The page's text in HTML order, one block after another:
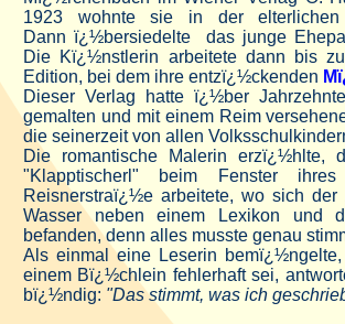
1923 wohnte sie in der
Dann ï¿½bersiedelte das junge
Die Kï¿½nstlerin arbeitete dann bis
Edition, bei dem ihre entzï¿½ckenden
Dieser Verlag hatte ï¿½ber
gemalten und mit einem Reim
die seinerzeit von allen
Die romantische Malerin erzï¿½hlte,
"Klapptischerl" beim Fenster
Reisnerstraï¿½e arbeitete, wo sich
Wasser neben einem Lexikon und
befanden, denn alles musste genau
Als einmal eine Leserin
einem Bï¿½chlein fehlerhaft sei,
bï¿½ndig: "Das stimmt, was ich